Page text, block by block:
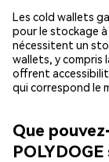
Les cold wallets
pour le stockage
nécessitent un
wallets, y compris
offrent
qui correspond le
Que